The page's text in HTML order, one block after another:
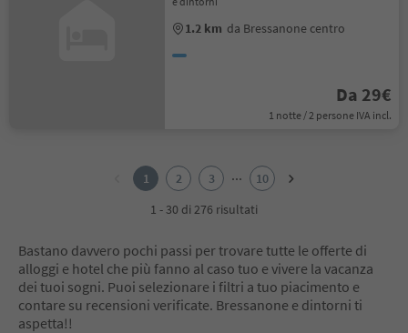
1.2 km da Bressanone centro
Da 29€
1 notte / 2 persone IVA incl.
10
1 2 3 ...
10
1 - 30 di 276 risultati
Bastano davvero pochi passi per trovare tutte le offerte di
alloggi e hotel che più fanno al caso tuo e vivere la vacanza
dei tuoi sogni. Puoi selezionare i filtri a tuo piacimento e
contare su recensioni verificate. Bressanone e dintorni ti
aspetta!!